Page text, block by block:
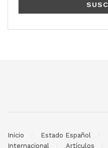
Inicio Estado Español
Internacional
Artículos